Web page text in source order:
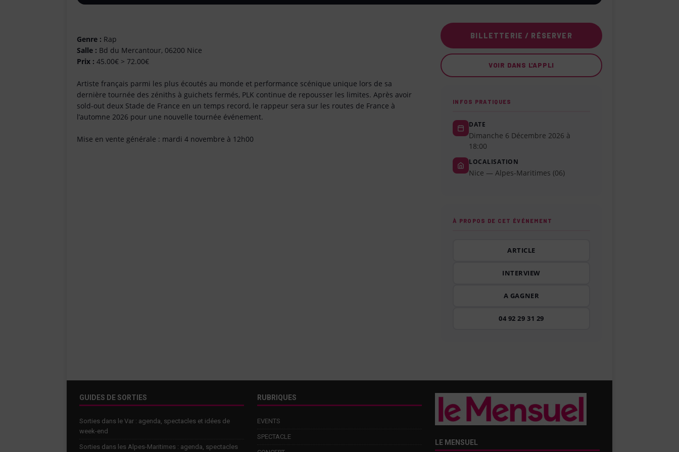
Genre : Rap
Salle : Bd du Mercantour, 06200 Nice
Prix : 45.00€ > 72.00€
Artiste français parmi les plus écoutés au monde et performance scénique unique lors de sa
dernière tournée des zéniths à guichets fermés, PLK continue de repousser les limites. Après avoir
sold-out deux Stade de France en un temps record, le rappeur sera sur les routes de France à
l’automne 2026 pour une nouvelle tournée événement.
Mise en vente générale : mardi 4 novembre à 12h00
BILLETTERIE / RÉSERVER
VOIR DANS L'APPLI
INFOS PRATIQUES
DATE
Dimanche 6 Décembre 2026 à
18:00
LOCALISATION
Nice — Alpes-Maritimes (06)
À PROPOS DE CET ÉVÉNEMENT
ARTICLE
INTERVIEW
A GAGNER
04 92 29 31 29
GUIDES DE SORTIES
Sorties dans le Var : agenda, spectacles et idées de
week-end
Sorties dans les Alpes-Maritimes : agenda, spectacles
RUBRIQUES
EVENTS
SPECTACLE
LE MENSUEL